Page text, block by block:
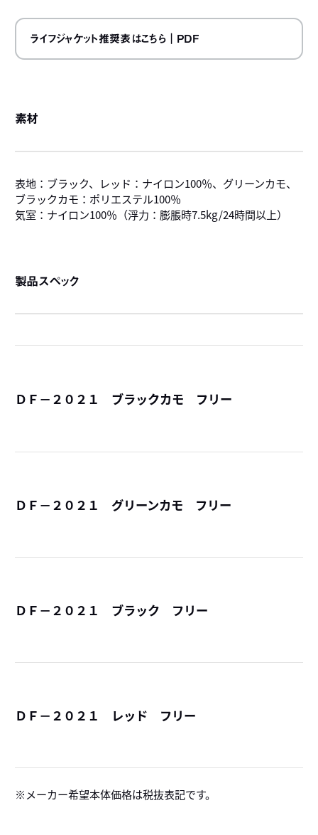
ライフジャケット推奨表はこちら｜PDF
素材
表地：ブラック、レッド：ナイロン100％、グリーンカモ、
ブラックカモ：ポリエステル100％
気室：ナイロン100％（浮力：膨脹時7.5kg/24時間以上）
製品スペック
ＤＦ－２０２１ ブラックカモ フリー
ＤＦ－２０２１ グリーンカモ フリー
ＤＦ－２０２１ ブラック フリー
ＤＦ－２０２１ レッド フリー
メーカー希望本体価格は税抜表記です。